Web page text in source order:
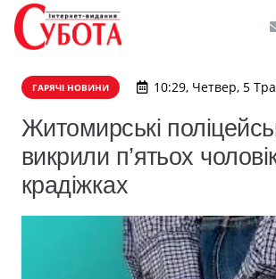
ГАРЯЧІ НОВИНИ 10:29, Четвер, 5
Житомирські
викрили п’ятьох
крадіжках